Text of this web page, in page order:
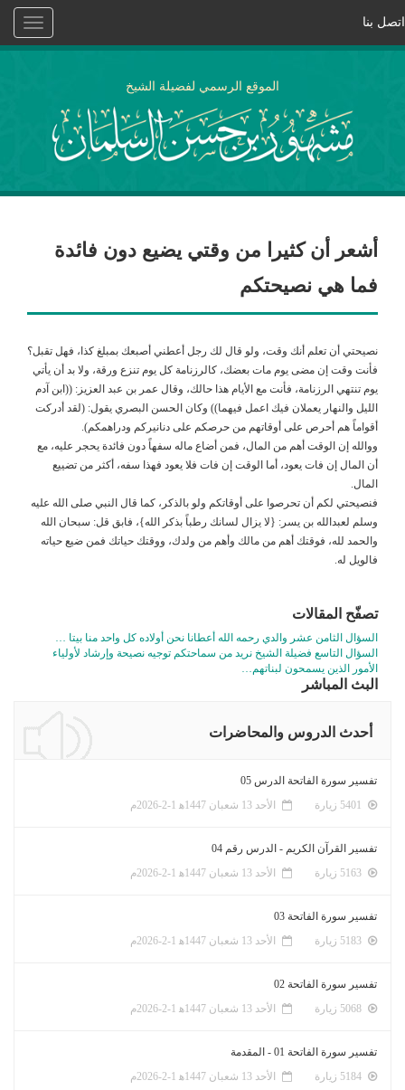
Toggle
اتصل بنا
الموقع الرسمي لفضيلة الشيخ
أشعر أن كثيرا من وقتي يضيع دون فائدة
فما هي نصيحتكم
نصيحتي أن تعلم أنك وقت، ولو قال لك رجل أعطني أصبعك بمبلغ كذا، فهل تقبل؟
فأنت وقت إن مضى يوم مات بعضك، كالرزنامة كل يوم تنزع ورقة، ولا بد أن يأتي
يوم تنتهي الرزنامة، فأنت مع الأيام هذا حالك، وقال عمر بن عبد العزيز: ((ابن آدم
الليل والنهار يعملان فيك اعمل فيهما)) وكان الحسن البصري يقول: (لقد أدركت
أقواماً هم أحرص على أوقاتهم من حرصكم على دنانيركم ودراهمكم).
ووالله إن الوقت أهم من المال، فمن أضاع ماله سفهاً دون فائدة يحجر عليه، مع
أن المال إن فات يعود، أما الوقت إن فات فلا يعود فهذا سفه، أكثر من تضييع
المال.
فنصيحتي لكم أن تحرصوا على أوقاتكم ولو بالذكر، كما قال النبي صلى الله عليه
وسلم لعبدالله بن يسر: {لا يزال لسانك رطباً بذكر الله}، فابق قل: سبحان الله
والحمد لله، فوقتك أهم من مالك وأهم من ولدك، ووقتك حياتك فمن ضيع حياته
فالويل له.
تصفّح المقالات
السؤال الثامن عشر والدي رحمه الله أعطانا نحن أولاده كل واحد منا بيتا …
السؤال التاسع فضيلة الشيخ نريد من سماحتكم توجيه نصيحة وإرشاد لأولياء
الأمور الذين يسمحون لبناتهم…
البث المباشر
أحدث الدروس والمحاضرات
تفسير سورة الفاتحة الدرس 05
الأحد 13 شعبان 1447ﻫ 1-2-2026م
تفسير القرآن الكريم - الدرس رقم 04
الأحد 13 شعبان 1447ﻫ 1-2-2026م
تفسير سورة الفاتحة 03
الأحد 13 شعبان 1447ﻫ 1-2-2026م
تفسير سورة الفاتحة 02
الأحد 13 شعبان 1447ﻫ 1-2-2026م
تفسير سورة الفاتحة 01 - المقدمة
الأحد 13 شعبان 1447ﻫ 1-2-2026م